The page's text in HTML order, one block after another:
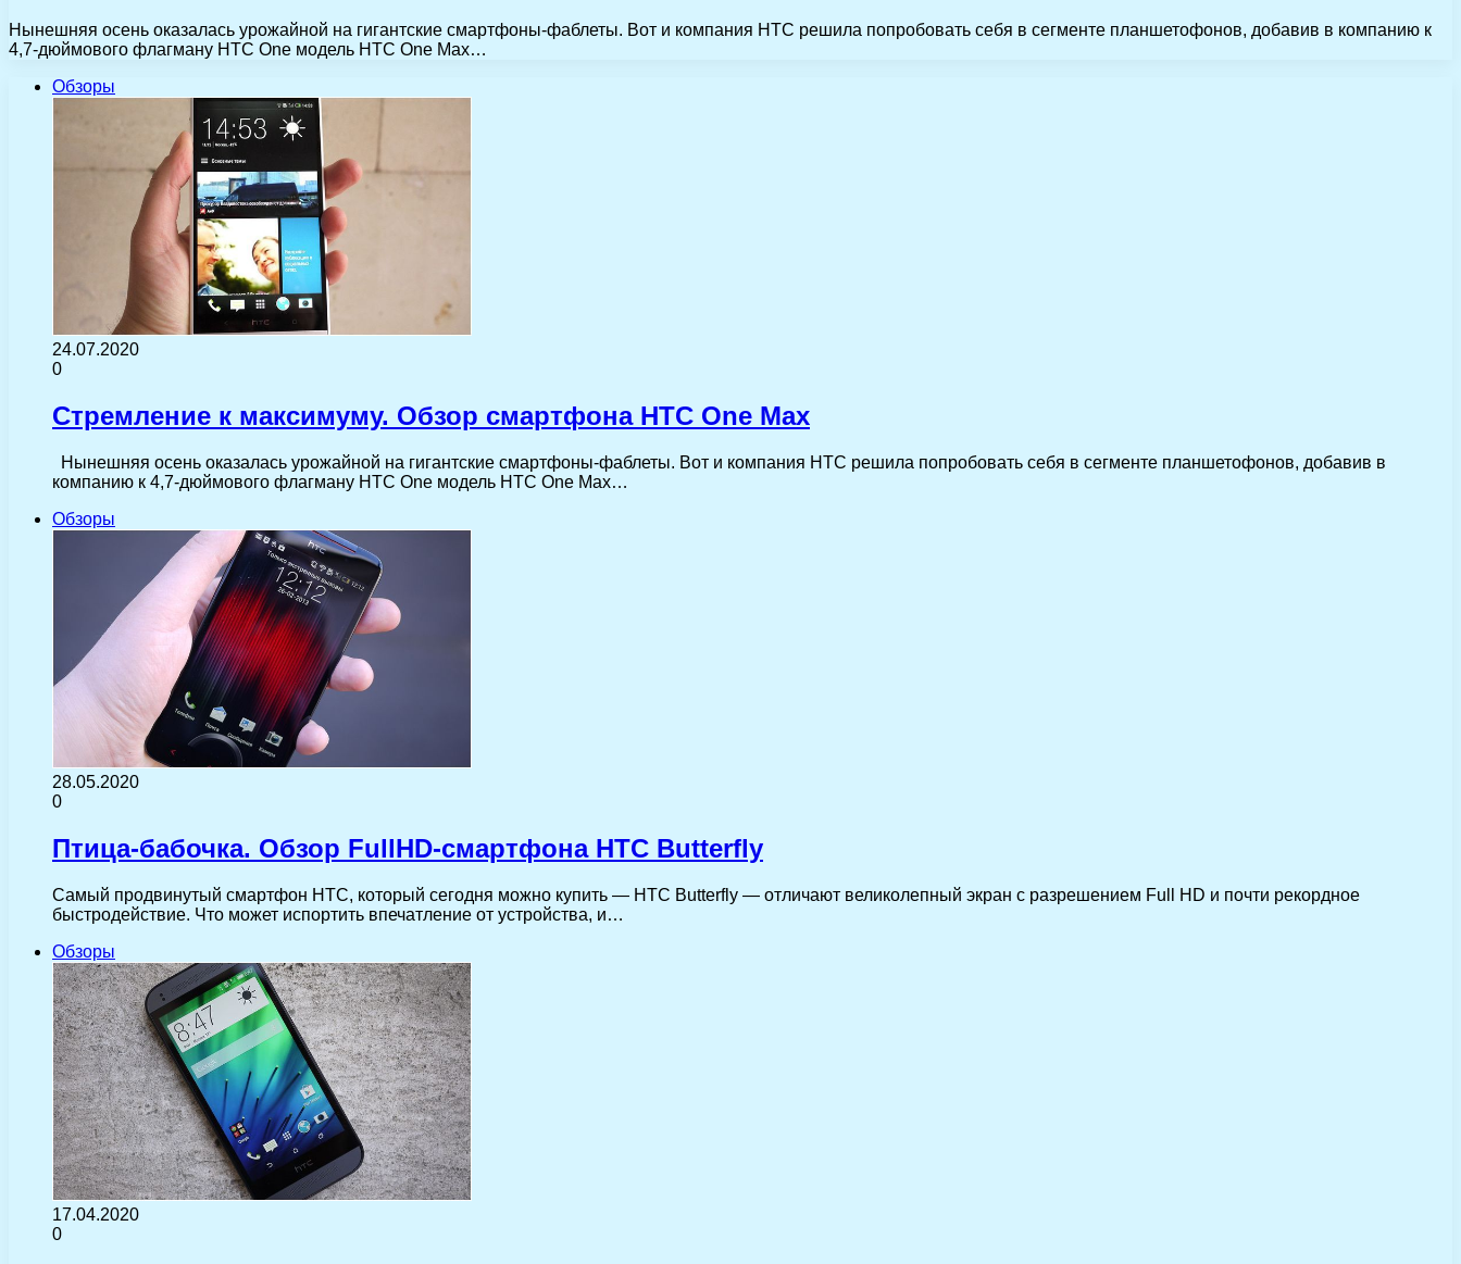
Нынешняя осень оказалась урожайной на гигантские смартфоны-фаблеты. Вот и компания HTC решила попробовать себя в сегменте планшетофонов, добавив в компанию к
4,7-дюймового флагману HTC One модель HTC One Max…
Обзоры
24.07.2020
0
Стремление к максимуму. Обзор смартфона HTC One Max
Нынешняя осень оказалась урожайной на гигантские смартфоны-фаблеты. Вот и компания HTC решила попробовать себя в сегменте планшетофонов, добавив в
компанию к 4,7-дюймового флагману HTC One модель HTC One Max…
Обзоры
28.05.2020
0
Птица-бабочка. Обзор FullHD-смартфона HTC Butterfly
Самый продвинутый смартфон HTC, который сегодня можно купить — HTC Butterfly — отличают великолепный экран с разрешением Full HD и почти рекордное
быстродействие. Что может испортить впечатление от устройства, и…
Обзоры
17.04.2020
0